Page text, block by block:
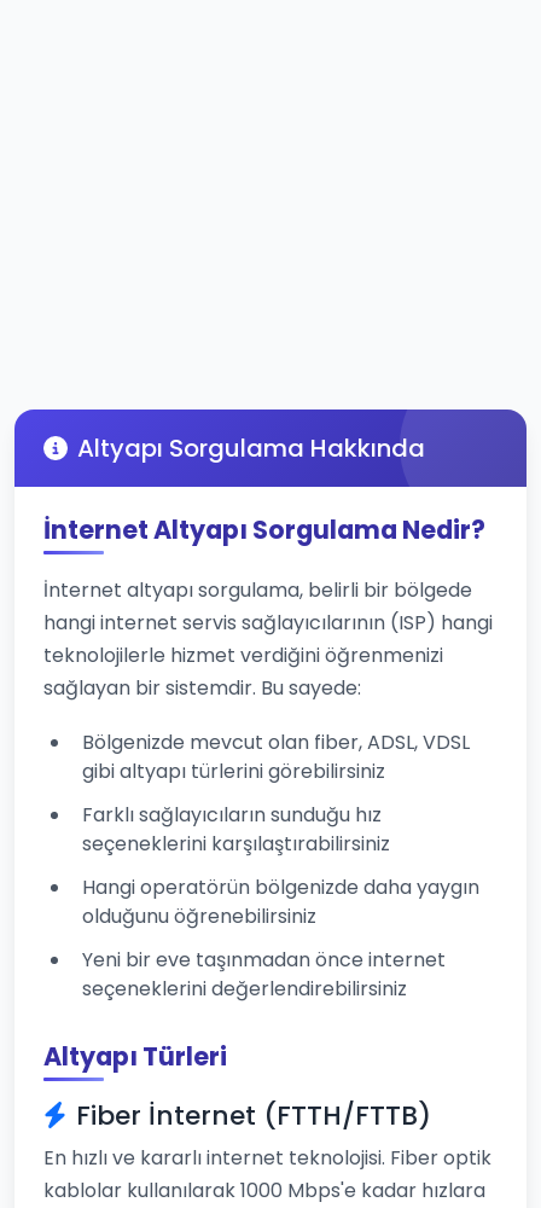
Altyapı Sorgulama Hakkında
İnternet Altyapı Sorgulama Nedir?
İnternet altyapı sorgulama, belirli bir bölgede
hangi internet servis sağlayıcılarının (ISP) hangi
teknolojilerle hizmet verdiğini öğrenmenizi
sağlayan bir sistemdir. Bu sayede:
Bölgenizde mevcut olan fiber, ADSL, VDSL
gibi altyapı türlerini görebilirsiniz
Farklı sağlayıcıların sunduğu hız
seçeneklerini karşılaştırabilirsiniz
Hangi operatörün bölgenizde daha yaygın
olduğunu öğrenebilirsiniz
Yeni bir eve taşınmadan önce internet
seçeneklerini değerlendirebilirsiniz
Altyapı Türleri
Fiber İnternet (FTTH/FTTB)
En hızlı ve kararlı internet teknolojisi. Fiber optik
kablolar kullanılarak 1000 Mbps'e kadar hızlara